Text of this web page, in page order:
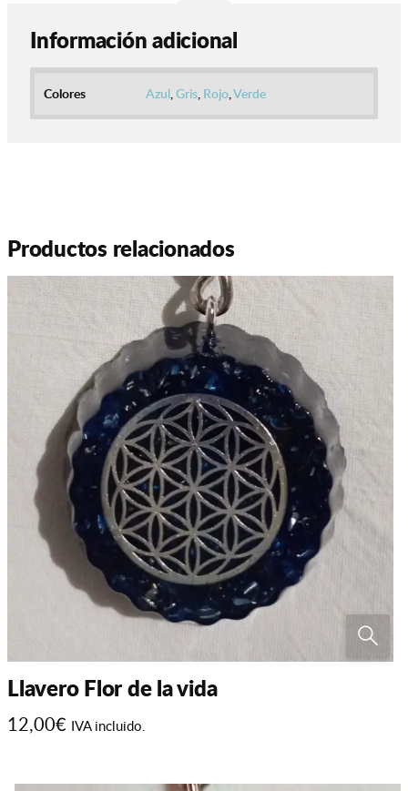
Información adicional
Colores Azul,Gris, Rojo,Verde
Productos relacionados
Llavero Flor de la vida
12,00€ IVA incluido.